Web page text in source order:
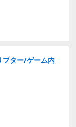
プター/ゲーム内